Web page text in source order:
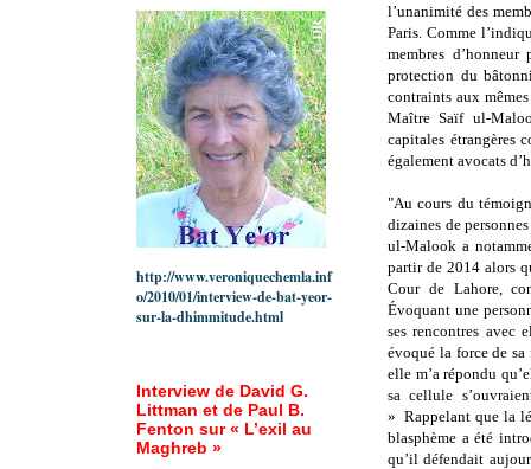
l’unanimité des
Paris. Comme
membres
protection du
contraints aux
Maître Saïf ul-
capitales étrangères
également avocats
"Au cours du
dizaines de
ul-Malook a
partir de 2014 alors
Cour de Lahore,
Évoquant une
ses rencontres avec
évoqué la force de
elle m’a répondu
sa cellule
» Rappelant que la
blasphème a été
qu’il défendait
http://www.veroniquechemla.inf
o/2010/01/interview-de-bat-yeor-
sur-la-dhimmitude.html
Interview de David G.
Littman et de Paul B.
Fenton sur « L’exil au
Maghreb »